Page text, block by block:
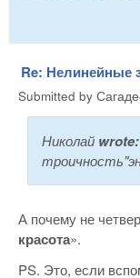
Re: Нелинейные
Submitted by
Николай wrote:
А почему не
красота».
PS. Это, если